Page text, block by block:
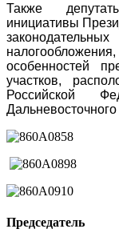
Также
инициативы
особенностей
участков,
Российской
Председатель